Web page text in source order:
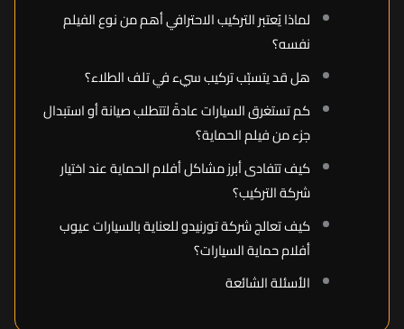
لماذا يُعتبر التركيب الاحترافي أهم من نوع الفيلم
نفسه؟
هل قد يتسبّب تركيب سيء في تلف الطلاء؟
كم تستغرق السيارات عادةً لتتطلب صيانة أو استبدال
جزء من فيلم الحماية؟
كيف تتفادى أبرز مشاكل أفلام الحماية عند اختيار
شركة التركيب؟
كيف تعالج شركة تورنيدو للعناية بالسيارات عيوب
أفلام حماية السيارات؟
الأسئلة الشائعة